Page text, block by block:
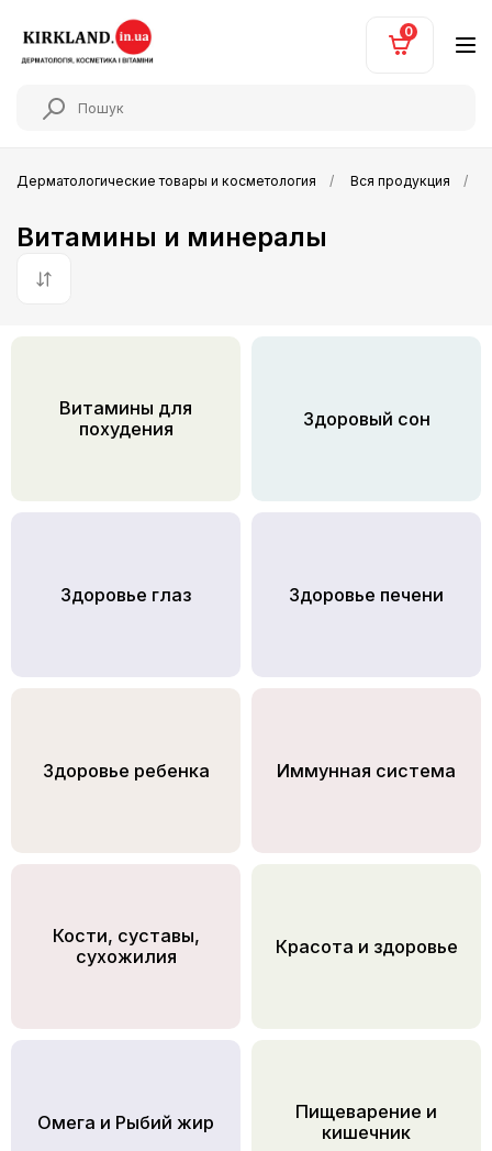
0
Дерматологические товары и косметология Вся продукция
Витамины и минералы
По умолчанию
Витамины для
похудения
Здоровый сон
Здоровье глаз Здоровье печени
Здоровье ребенка Иммунная система
Кости, суставы,
сухожилия
Красота и здоровье
Омега и Рыбий жир
Пищеварение и
кишечник